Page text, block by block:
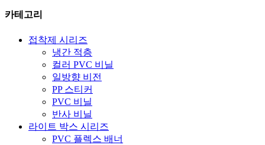
카테고리
접착제 시리즈
냉간 적층
컬러 PVC 비닐
일방향 비전
PP 스티커
PVC 비닐
반사 비닐
라이트 박스 시리즈
PVC 플렉스 배너